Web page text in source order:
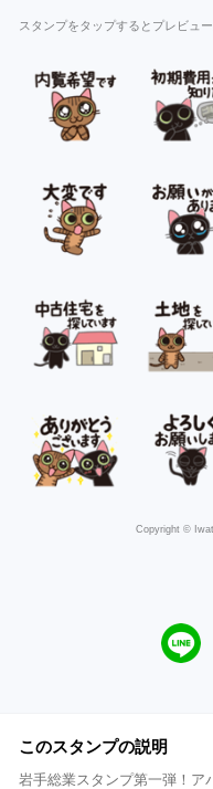
スタンプをタップするとプレビュ
Copyright ©
このスタンプの説明
岩手総業スタンプ第一弾！ア